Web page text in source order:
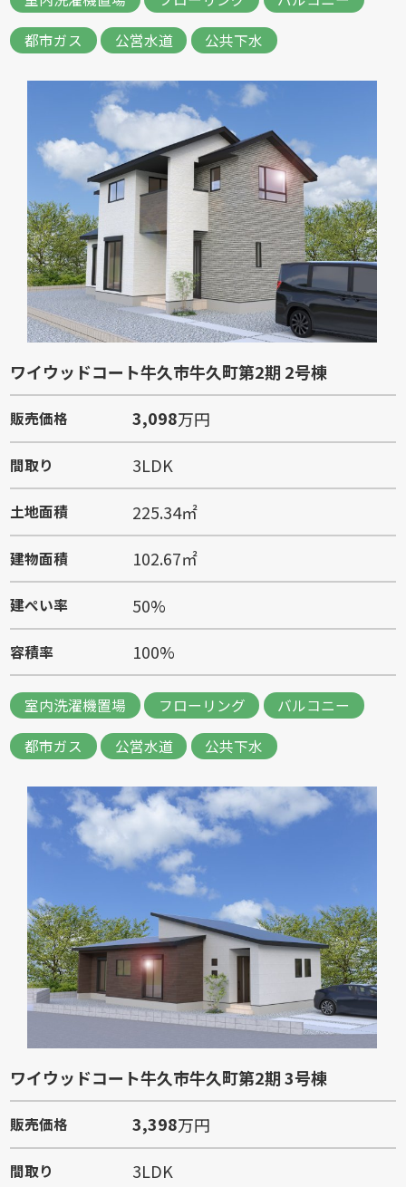
都市ガス
公営水道 公共下水
ワイウッドコート牛久市牛久町第2期 2号棟
販売価格 3,098万円
間取り 3LDK
土地面積 225.34㎡
建物面積 102.67㎡
建ぺい率 50%
容積率 100%
室内洗濯機置場 フローリング
バルコニー
都市ガス
公営水道 公共下水
ワイウッドコート牛久市牛久町第2期 3号棟
販売価格 3,398万円
間取り 3LDK